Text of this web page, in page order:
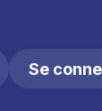
Se